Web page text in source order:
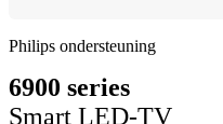
Philips ondersteuning
6900 series
Smart LED-TV